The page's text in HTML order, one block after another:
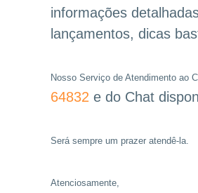
informações
lançamentos, dicas
Nosso Serviço de Atendimento ao
64832 e do Chat
Será sempre um prazer atendê-la.
Atenciosamente,